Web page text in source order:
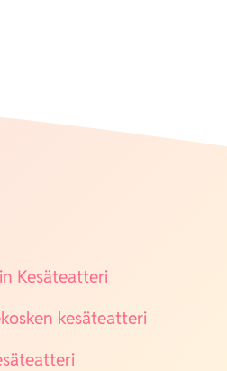
Kesä­teat­te­ri
kesä­teat­te­ri